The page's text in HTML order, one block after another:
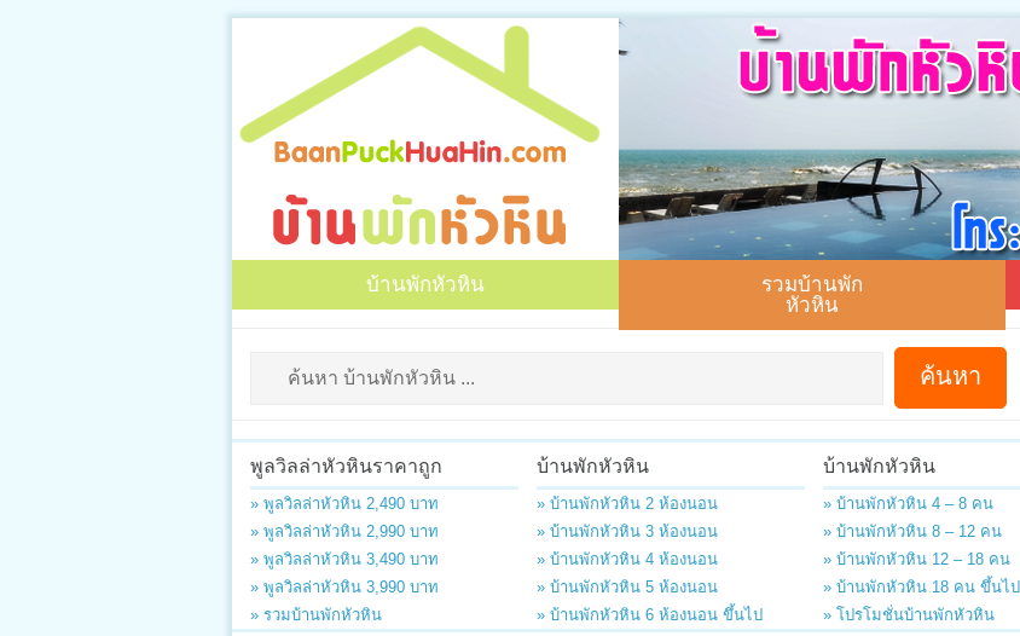
บ้านพักหัวหิน รวมบ้านพัก
หัวหิน
พูลวิลล่าหัวหินราคาถูก
» พูลวิลล่าหัวหิน 2,490 บาท
» พูลวิลล่าหัวหิน 2,990 บาท
» พูลวิลล่าหัวหิน 3,490 บาท
» พูลวิลล่าหัวหิน 3,990 บาท
» รวมบ้านพักหัวหิน
บ้านพักหัวหิน
» บ้านพักหัวหิน 2 ห้องนอน
» บ้านพักหัวหิน 3 ห้องนอน
» บ้านพักหัวหิน 4 ห้องนอน
» บ้านพักหัวหิน 5 ห้องนอน
» บ้านพักหัวหิน 6 ห้องนอน ขึ้นไป
บ้านพักหัวหิน
» บ้านพักหัวหิน 4 – 8 คน
» บ้านพักหัวหิน 8 – 12 คน
» บ้านพักหัวหิน 12 – 18 คน
» บ้านพักหัวหิน 18 คน ขึ้นไป
» โปรโมชั่นบ้านพักหัวหิน